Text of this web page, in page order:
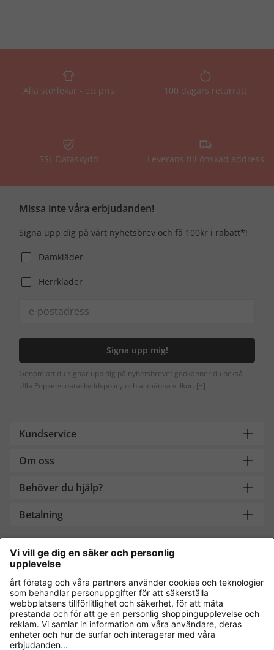
Alla storlekar - ett pris 100 dagars returrätt
SSL Dataskydd Leverans till önskad address
Missa inte våra erbjudanden!
Signa upp dig på vårt nyhetsbrev och få 100kr i rabatt*!
Damkläder
Herrkläder
Signa upp mig!
Genom att du signar upp dig på nyhetsbrevet godkänner du också
Ulla Popkens dataskyddspolicy och allmänna villkor. [+]
Kundservice
Om oss
Behöver du hjälp?
Betalning
Handla säkert med
Andra onlinebutiker
Sverige